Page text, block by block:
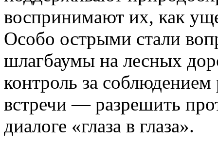
воспринимают их, как
Особо острыми стали
шлагбаумы на лесных
контроль за
встречи — разрешить
диалоге «глаза в глаза».